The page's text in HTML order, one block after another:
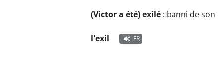
(Victor a été) exilé : banni de
l'exil FR